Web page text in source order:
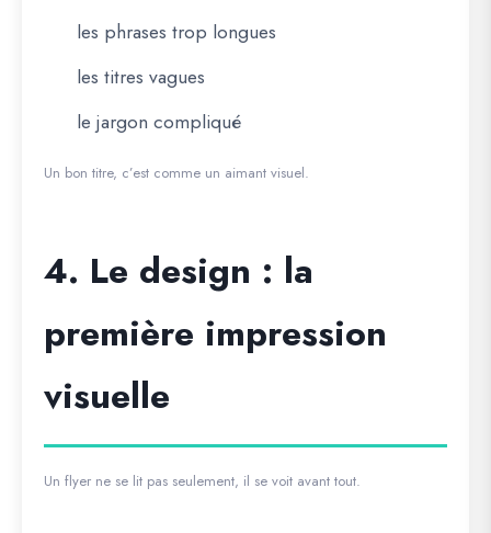
les phrases trop longues
les titres vagues
le jargon compliqué
Un bon titre, c’est comme un aimant visuel.
4. Le design : la
première impression
visuelle
Un flyer ne se lit pas seulement, il se voit avant tout.